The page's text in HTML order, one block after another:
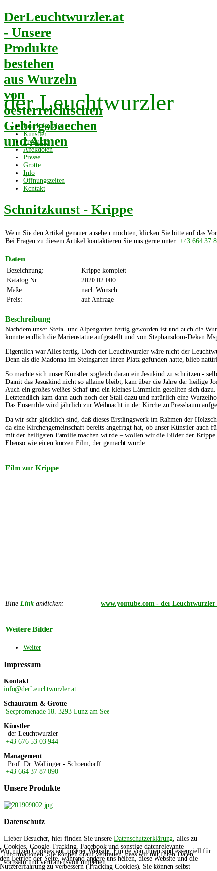
DerLeuchtwurzler.at
- Unsere
Produkte
bestehen
aus Wurzeln
von
oesterreichischen
Gebirgsbaechen
und Almen
der Leuchtwurzler
Leuchtwurzler
Künstler
Produkte
Anekdoten
Presse
Grotte
Info
Öffnungszeiten
Kontakt
Schnitzkunst - Krippe
Wenn Sie den Artikel genauer ansehen möchten, klicken Sie bitte auf das
Bei Fragen zu diesem Artikel kontaktieren Sie uns gerne unter +43 664 37
Daten
Bezeichnung:
Krippe komplett
Katalog Nr.
2020.02.000
Maße:
nach Wunsch
Preis:
auf Anfrage
Beschreibung
Nachdem unser Stein- und Alpengarten fertig geworden ist und auch die
konnte endlich die Marienstatue aufgestellt und von Stephansdom-Dekan
Eigentlich war Alles fertig. Doch der Leuchtwurzler wäre nicht der
Denn als die Madonna im Steingarten ihren Platz gefunden hatte, blieb
So machte sich unser Künstler sogleich daran ein Jesukind zu schnitzen -
Damit das Jesuskind nicht so alleine bleibt, kam über die Jahre der heilige
Auch ein großes weißes Schaf und ein kleines Lämmlein gesellten sich
Letztendlich kam dann auch noch der Stall dazu und natürlich eine
Das Ensemble wird jährlich zur Weihnacht in der Kirche zu Pressbaum
Da wir sehr glücklich sind, daß dieses Erstlingswerk im Rahmen der
da eine Kirchengemeinschaft bereits angefragt hat, ob unser Künstler auch
mit der heiligsten Familie machen würde – wollen wir die Bilder der Krippe
Ebenso wie einen kurzen Film, der gemacht wurde.
Film zur Krippe
Bitte Link anklicken: www.youtube.com - der
Weitere Bilder
Weiter
Impressum
Kontakt
info@derLeuchtwurzler.at
Schauraum & Grotte
Seepromenade 18, 3293 Lunz am See
Künstler
der Leuchtwurzler
+43 676 53 03 944
Management
Prof. Dr. Wallinger - Schoendorff
+43 664 37 87 090
Unsere Produkte
Datenschutz
Lieber Besucher, hier finden Sie unsere Datenschutzerklärung , alles zu
Cookies, Google-Tracking, Facebook und sonstige datenrelevante
Informationen. Sie können drauf vertrauen, dass wir mit Ihren Daten
sorgsam und vertrauensvoll umgehen.
Wir nutzen Cookies auf unserer Website. Einige von ihnen sind essenziell für
den Betrieb der Seite, während andere uns helfen, diese Website und die
Nutzererfahrung zu verbessern (Tracking Cookies). Sie können selbst